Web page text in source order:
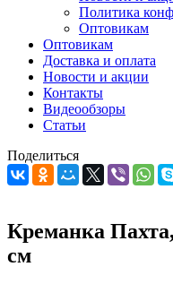
Политика
Оптовикам
Оптовикам
Доставка и оплата
Новости и акции
Контакты
Видеообзоры
Статьи
Поделиться
Креманка
см